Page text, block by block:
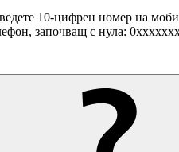
10-цифрен номер на
започващ с нула: